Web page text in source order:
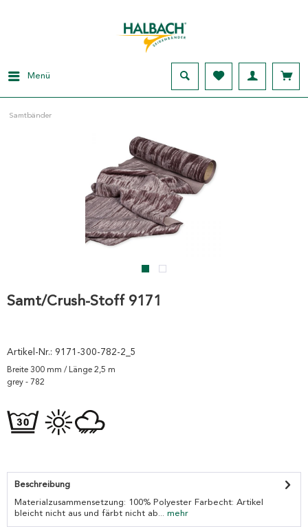
Menü
Samtbänder
Samt/Crush-Stoff 9171
Artikel-Nr.: 9171-300-782-2_5
Breite 300 mm / Länge 2,5 m
grey - 782
Beschreibung
Materialzusammensetzung: 100% Polyester Farbecht: Artikel
bleicht nicht aus und färbt nicht ab... mehr